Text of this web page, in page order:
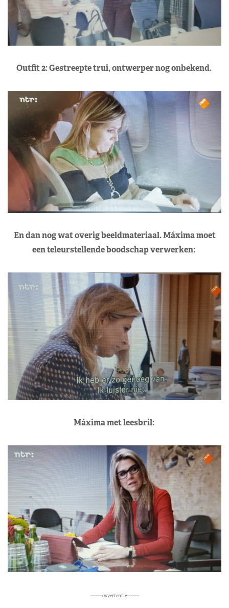
Outfit 2: Gestreepte trui, ontwerper nog onbekend.
En dan nog wat overig beeldmateriaal. Máxima moet
een teleurstellende boodschap verwerken:
Máxima met leesbril:
~~~~~~advertentie~~~~~~